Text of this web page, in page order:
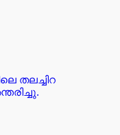
തലച്ചിറ